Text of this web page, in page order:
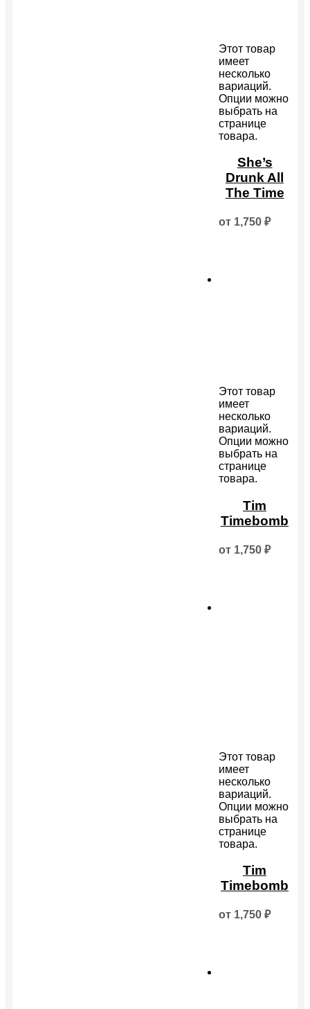
Этот товар
имеет
несколько
вариаций.
Опции можно
выбрать на
странице
товара.
She’s
Drunk All
The Time
от 1,750 ₽
Этот товар
имеет
несколько
вариаций.
Опции можно
выбрать на
странице
товара.
Tim
Timebomb
от 1,750 ₽
Этот товар
имеет
несколько
вариаций.
Опции можно
выбрать на
странице
товара.
Tim
Timebomb
от 1,750 ₽